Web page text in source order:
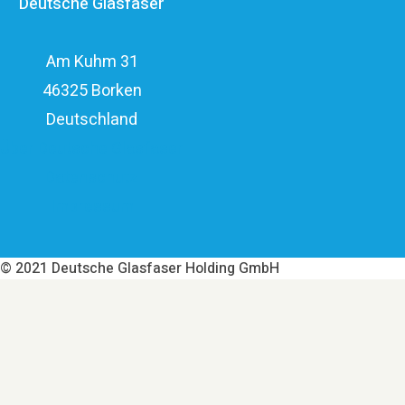
elf Milliarden Euro.
Am Kuhm 31
46325 Borken
Deutschland